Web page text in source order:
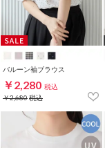
バルーン袖ブラウス
￥2,280 税込
￥2,680税込